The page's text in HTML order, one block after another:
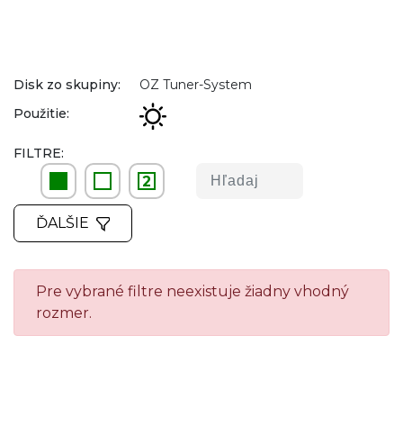
Disk zo skupiny:
OZ Tuner-System
Použitie:
FILTRE:
2
ĎALŠIE
Pre vybrané filtre neexistuje žiadny vhodný
rozmer.